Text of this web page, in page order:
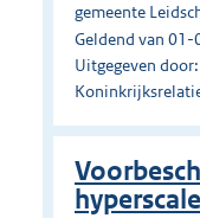
gemeente
Geldend van
Uitgegeven